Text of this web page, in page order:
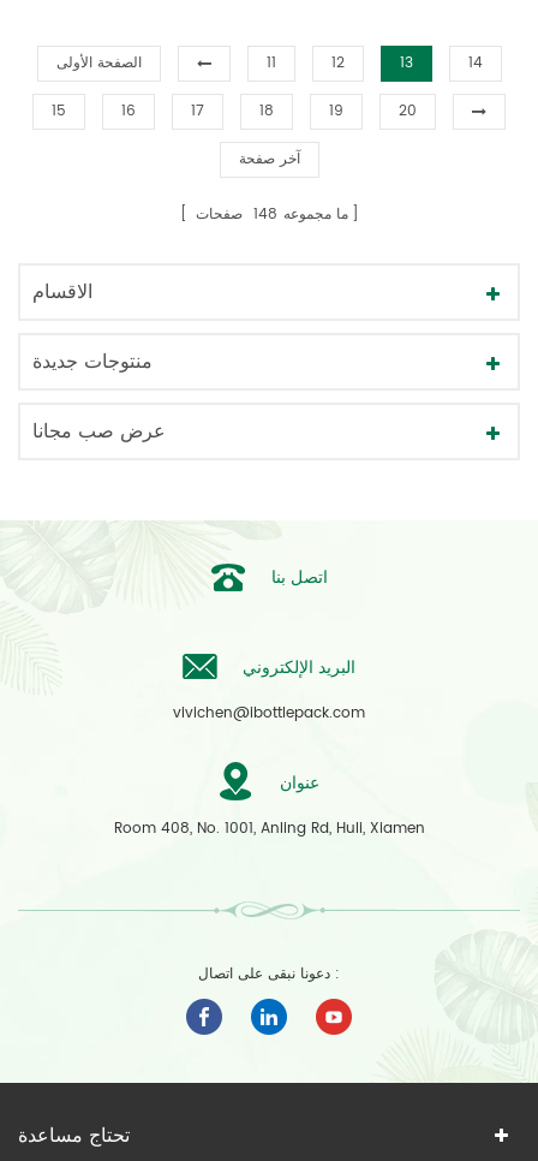
الصفحة الأولى 11 12 13 14
15 16 17 18 19 20
آخر صفحة
ما مجموعه 148 صفحات
الاقسام
منتوجات جديدة
عرض صب مجانا
اتصل بنا
البريد الإلكتروني
vivichen@ibottlepack.com
عنوان
Room 408, No. 1001, Anling Rd, Huli, Xiamen
دعونا نبقى على اتصال :
تحتاج مساعدة